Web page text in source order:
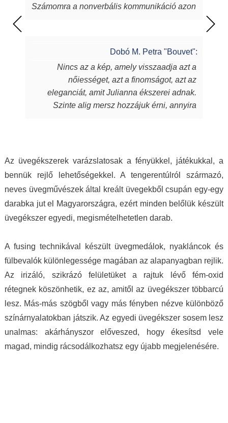
Számomra a nonverbális kommunikáció azon
egyediek, csodaszépek, igényesek,
sugározzák az alkotójuk által belevitt
energiát, szeretetet, amit készítőjük alkotás
során beletett. Szeretem a kincseit, viselem
nap mint nap, melyek során magabiztosabb,
stílust adnak viselőjüknek. Ha a „waooo
érzést” az itt olvasó ismeri…akkor tudja miről
is beszélek. Mindenkinek ilyet kívánok, neked
Dobó M. Petra "Bouvet":
Nincs az a kép, amely visszaadja azt a
nőiességet, azt a finomságot, azt az
eleganciát, amit Julianna ékszerei adnak.
Szinte alig mersz hozzájuk érni, annyira
hordasz épp, akár hétköznapi laza stílust,
nagyon elegánsat, az ékszertől te leszel a
királylány. Varázslat ám, ebben egészen
biztos vagyok.
Az üvegékszerek varázslatosak a fényükkel, játékukkal, a
bennük rejlő lehetőségekkel. A tengerentúlról származó,
neves üvegművészek által kreált üvegekből csupán egy-egy
darabka jut el Magyarországra, ezért minden belőlük készült
üvegékszer egyedi, megismételhetetlen darab.
A fusing technikával készült üvegmedálok, nyakláncok és
fülbevalók különlegessége magában az alapanyagban rejlik.
Az irizáló, szikrázó felületüket a rajtuk lévő fém-oxid
rétegnek köszönhetik, ez az, amitől az üvegékszer többarcú
lesz. Más-más szögből vagy más fényben nézve különböző
színárnyalatokban játszik. Az egyedi üvegékszer sosem lesz
unalmas: akárhányszor előveszed, hogy ékesítsd vele
magad, mindig rácsodálkozhatsz egy újabb megjelenésére.